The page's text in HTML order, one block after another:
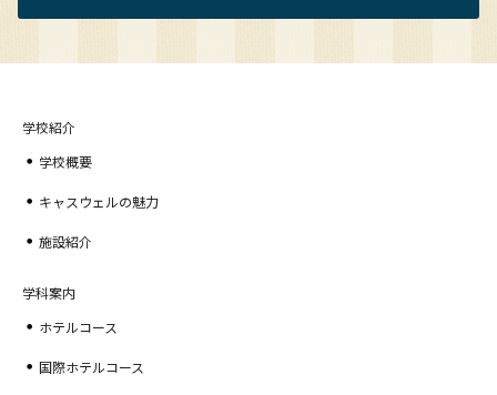
学校紹介
学校概要
キャスウェルの魅力
施設紹介
学科案内
ホテルコース
国際ホテルコース